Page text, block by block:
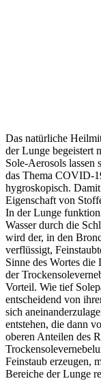
Das natürliche
der Lunge begeistert
Sole-Aerosols lassen
das Thema COVID-
hygroskopisch.
Eigenschaft von
In der Lunge
Wasser durch die
wird der, in den
verflüssigt,
Sinne des Wortes
der
Vorteil. Wie tief
entscheidend von
sich
entstehen, die dann
oberen Anteilen des
Feinstaub erzeugen,
Bereiche der Lunge